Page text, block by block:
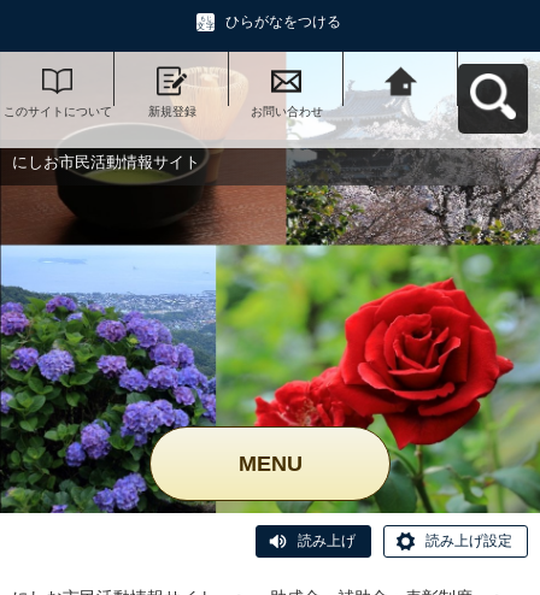
ひらがなをつける
このサイトについて 新規登録 お問い合わせ
にしお市民活動情報
サイトへ戻る
にしお市民活動情報サイト
MENU
読み上げ 読み上げ設定